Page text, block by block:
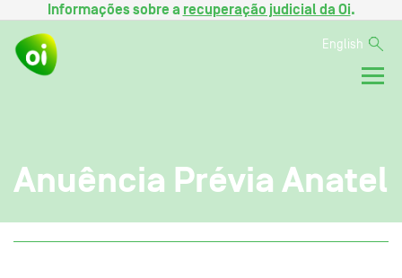
Informações sobre a recuperação judicial da Oi.
English
Anuência Prévia Anatel